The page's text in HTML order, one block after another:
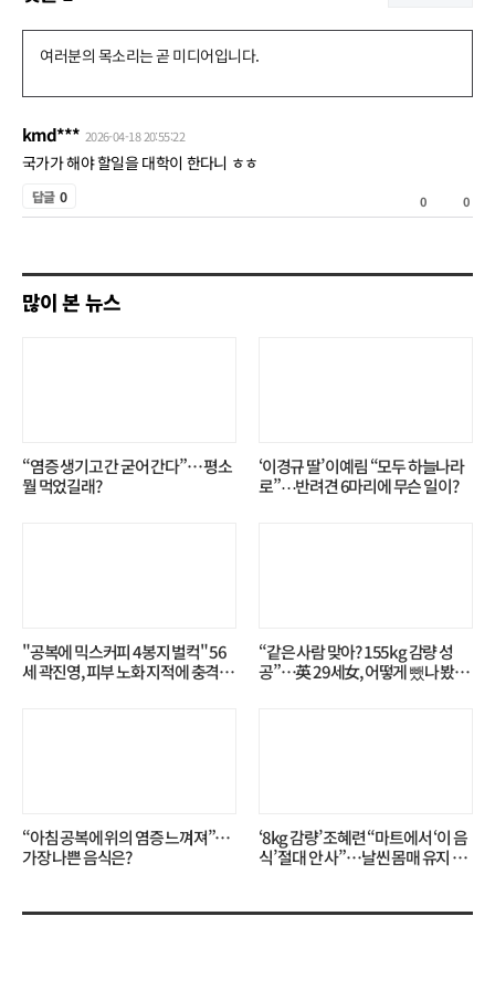
댓
쓰
기
kmd*** 2026-04-18 20:55:22
국가가 해야 할일을 대학이 한다니 ㅎㅎ
답글 0
공
0 0
많이 본 뉴스
“염증 생기고 간 굳어 간다”… 평소
뭘 먹었길래?
‘이경규 딸’ 이예림 “모두 하늘나라
로”⋯반려견 6마리에 무슨 일이?
"공복에 믹스커피 4봉지 벌컥" 56
세 곽진영, 피부 노화 지적에 충격…
“같은 사람 맞아? 155kg 감량 성
공”…英 29세女, 어떻게 뺐나 봤더
“아침 공복에 위의 염증 느껴져”…
가장 나쁜 음식은?
‘8kg 감량’ 조혜련 “마트에서 ‘이 음
식’ 절대 안 사”…날씬 몸매 유지 비